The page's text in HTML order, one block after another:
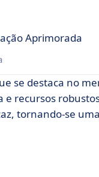
Aprimorada
se destaca no
recursos
tornando-se